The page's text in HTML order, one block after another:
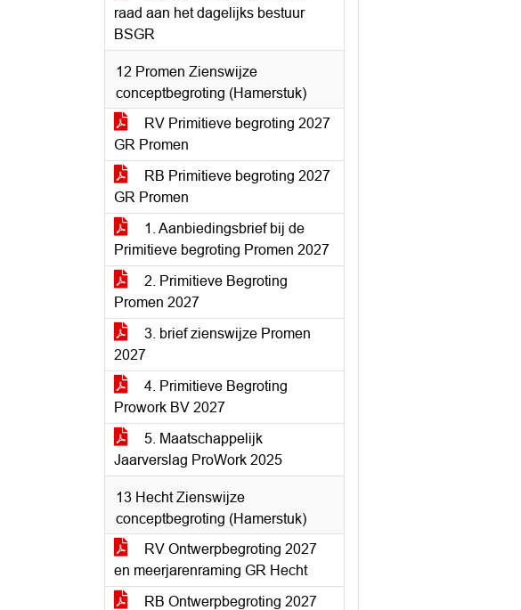
raad aan het dagelijks bestuur
BSGR
12 Promen Zienswijze
conceptbegroting (Hamerstuk)
RV Primitieve begroting 2027
GR Promen
RB Primitieve begroting 2027
GR Promen
1. Aanbiedingsbrief bij de
Primitieve begroting Promen 2027
2. Primitieve Begroting
Promen 2027
3. brief zienswijze Promen
2027
4. Primitieve Begroting
Prowork BV 2027
5. Maatschappelijk
Jaarverslag ProWork 2025
13 Hecht Zienswijze
conceptbegroting (Hamerstuk)
RV Ontwerpbegroting 2027
en meerjarenraming GR Hecht
RB Ontwerpbegroting 2027